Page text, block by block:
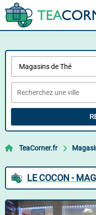
TeaCorner.fr
LE COCON -